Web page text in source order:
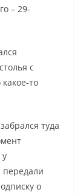
– 29-
с
то
туда
о